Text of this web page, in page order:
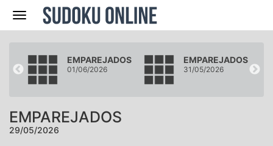
Navegación
EMPAREJADOS
01/06/2026
EMPAREJADOS
31/05/2026
EMPAREJADOS
29/05/2026